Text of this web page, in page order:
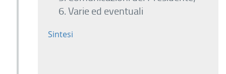
Varie ed eventuali
Sintesi